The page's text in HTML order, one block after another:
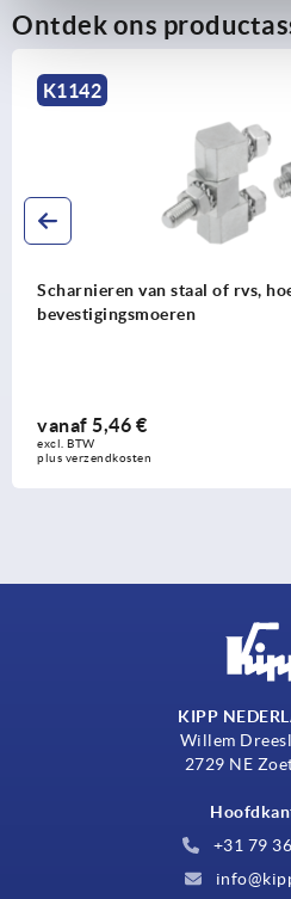
Ontdek ons
met
DETAILS
KIPP
Willem
2729 NE
+31 79